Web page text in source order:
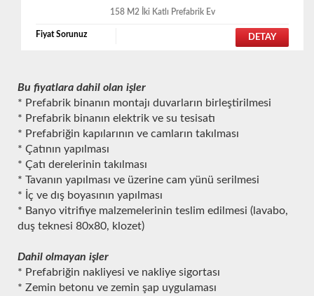
158 M2 İki Katlı Prefabrik Ev
Fiyat Sorunuz DETAY
Bu fiyatlara dahil olan işler
* Prefabrik binanın montajı duvarların birleştirilmesi
* Prefabrik binanın elektrik ve su tesisatı
* Prefabriğin kapılarının ve camların takılması
* Çatının yapılması
* Çatı derelerinin takılması
* Tavanın yapılması ve üzerine cam yünü serilmesi
* İç ve dış boyasının yapılması
* Banyo vitrifiye malzemelerinin teslim edilmesi (lavabo,
duş teknesi 80x80, klozet)
Dahil olmayan işler
* Prefabriğin nakliyesi ve nakliye sigortası
* Zemin betonu ve zemin şap uygulaması